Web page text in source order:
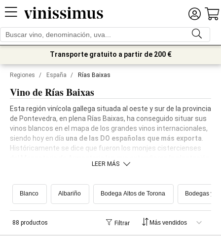
Transporte gratuito a partir de 200 €
Regiones / España / Rías Baixas
Vino de Rías Baixas
Esta región vinícola gallega situada al oeste y sur de la provincia
de Pontevedra, en plena Rías Baixas, ha conseguido situar sus
vinos blancos en el mapa de los grandes vinos internacionales,
siendo hoy en día una de las DO españolas que más exporta
Históricamente se dice que fueron los monjes cistercienses
LEER MÁS
Blanco Albariño Bodega Altos de Torona Bodegas y
88 productos Filtrar